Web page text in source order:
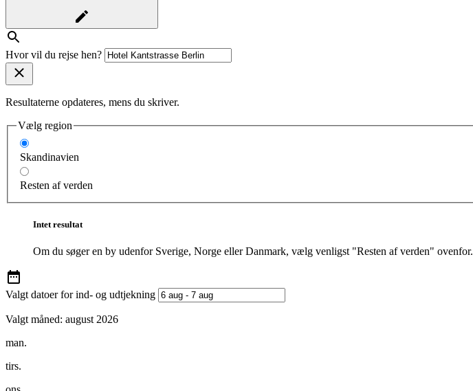
Hvor vil du rejse hen?
Resultaterne opdateres, mens du skriver.
Vælg region
Skandinavien
Resten af verden
Intet resultat
Om du søger en by udenfor Sverige, Norge eller Danmark, vælg venligst "Resten af verden" ovenfor.
Valgt datoer for ind- og udtjekning
Valgt måned: august 2026
man.
tirs.